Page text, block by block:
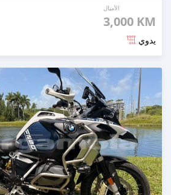
الأميال
3,000 KM
يدوي